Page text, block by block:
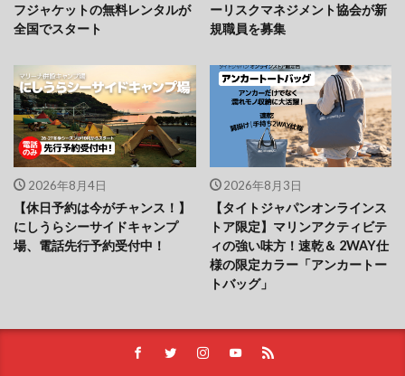
フジャケットの無料レンタルが
全国でスタート
ーリスクマネジメント協会が新
規職員を募集
2026年8月4日
【休日予約は今がチャンス！】
にしうらシーサイドキャンプ
場、電話先行予約受付中！
2026年8月3日
【タイトジャパンオンラインス
トア限定】マリンアクティビテ
ィの強い味方！速乾＆ 2WAY仕
様の限定カラー「アンカートー
トバッグ」